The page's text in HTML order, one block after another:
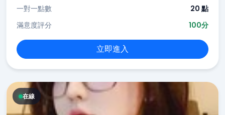
一對一點數
20 點
滿意度評分
100分
立即進入
在線